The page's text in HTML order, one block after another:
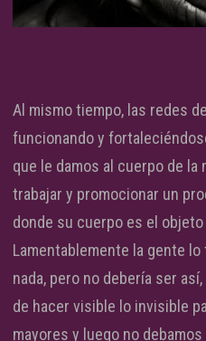
Al mismo tiempo, las redes
funcionando y
que le damos al cuerpo de la
trabajar y promocionar un
donde su cuerpo es el
Lamentablemente la gente
nada, pero no debería ser
de hacer visible lo invisible
mayores y luego no